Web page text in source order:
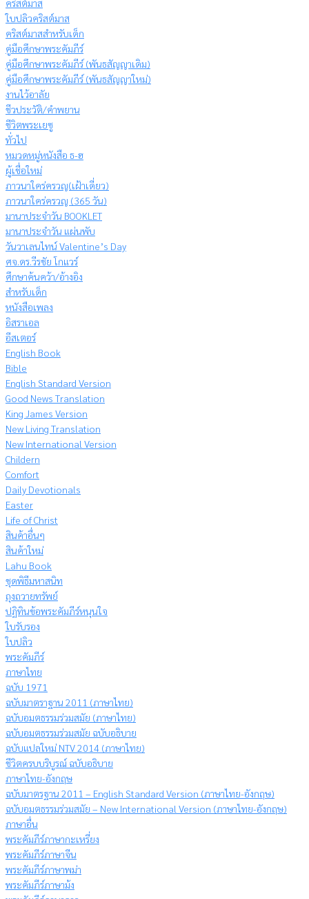
คริสต์มาส
ใบปลิวคริสต์มาส
คริสต์มาสสำหรับเด็ก
คู่มือศึกษาพระคัมภีร์
คู่มือศึกษาพระคัมภีร์ (พันธสัญญาเดิม)
คู่มือศึกษาพระคัมภีร์ (พันธสัญญาใหม่)
งานไว้อาลัย
ชีวประวัติ/คำพยาน
ชีวิตพระเยซู
ทั่วไป
หมวดหมู่หนังสือ ธ-ฮ
ผู้เชื่อใหม่
ภาวนาใคร่ครวญ(เฝ้าเดี่ยว)
ภาวนาใคร่ครวญ (365 วัน)
มานาประจำวัน BOOKLET
มานาประจำวัน แผ่นพับ
วันวาเลนไทน์ Valentine’s Day
ศจ.ดร.วีรชัย โกแวร์
ศึกษาค้นคว้า/อ้างอิง
สำหรับเด็ก
หนังสือเพลง
อิสราเอล
อีสเตอร์
English Book
Bible
English Standard Version
Good News Translation
King James Version
New Living Translation
New International Version
Childern
Comfort
Daily Devotionals
Easter
Life of Christ
สินค้าอื่นๆ
สินค้าใหม่
Lahu Book
ชุดพิธีมหาสนิท
ถุงถวายทรัพย์
ปฏิทินข้อพระคัมภีร์หนุนใจ
ใบรับรอง
ใบปลิว
พระคัมภีร์
ภาษาไทย
ฉบับ 1971
ฉบับมาตราฐาน 2011 (ภาษาไทย)
ฉบับอมตธรรมร่วมสมัย (ภาษาไทย)
ฉบับอมตธรรมร่วมสมัย ฉบับอธิบาย
ฉบับแปลใหม่ NTV 2014 (ภาษาไทย)
ชีวิตครบบริบูรณ์ ฉบับอธิบาย
ภาษาไทย-อังกฤษ
ฉบับมาตรฐาน 2011 – English Standard Version (ภาษาไทย-อังกฤษ)
ฉบับอมตธรรมร่วมสมัย – New International Version (ภาษาไทย-อังกฤษ)
ภาษาอื่น
พระคัมภีร์ภาษากะเหรี่ยง
พระคัมภีร์ภาษาจีน
พระคัมภีร์ภาษาพม่า
พระคัมภีร์ภาษาม้ง